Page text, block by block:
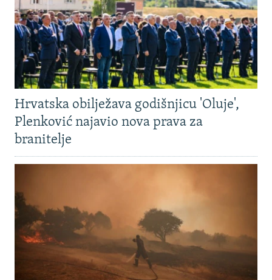
Hrvatska obilježava godišnjicu 'Oluje',
Plenković najavio nova prava za
branitelje